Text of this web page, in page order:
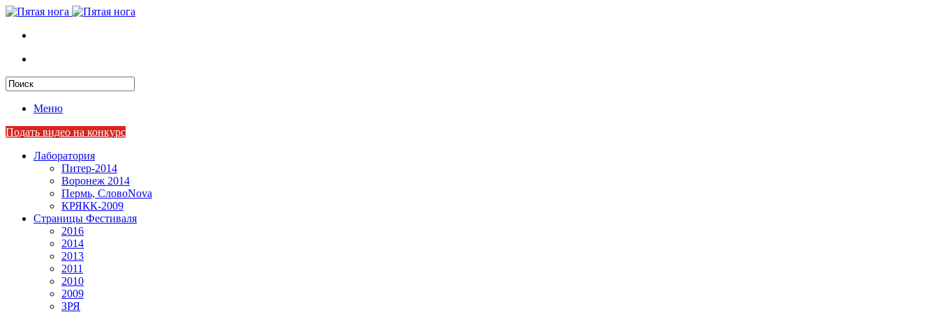
Меню
Подать видео на конкурс
Лаборатория
Питер-2014
Воронеж 2014
Пермь, СловоNova
КРЯКК-2009
Страницы Фестиваля
2016
2014
2013
2011
2010
2009
ЗРЯ